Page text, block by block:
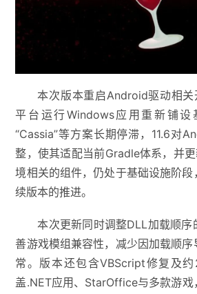
本次版本重启Android驱动相
平台运行Windows应用重新铺设
“Cassia”等方案长期停滞，11.6对
整，使其适配当前Gradle体系，并
境相关的组件，仍处于基础设施阶
续版本的推进。
本次更新同时调整DLL加载顺序
善游戏模组兼容性，减少因加载顺
常。版本还包含VBScript修复及
盖.NET应用、StarOffice与多款游戏